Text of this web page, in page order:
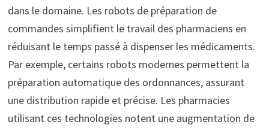
dans le domaine. Les robots de préparation de
commandes simplifient le travail des pharmaciens en
réduisant le temps passé à dispenser les médicaments.
Par exemple, certains robots modernes permettent la
préparation automatique des ordonnances, assurant
une distribution rapide et précise. Les pharmacies
utilisant ces technologies notent une augmentation de